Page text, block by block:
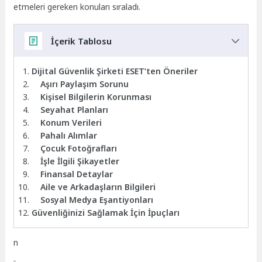
etmeleri gereken konuları sıraladı.
İçerik Tablosu
Dijital Güvenlik Şirketi ESET’ten Öneriler
Aşırı Paylaşım Sorunu
Kişisel Bilgilerin Korunması
Seyahat Planları
Konum Verileri
Pahalı Alımlar
Çocuk Fotoğrafları
İşle İlgili Şikayetler
Finansal Detaylar
Aile ve Arkadaşların Bilgileri
Sosyal Medya Eşantiyonları
Güvenliğinizi Sağlamak İçin İpuçları
n